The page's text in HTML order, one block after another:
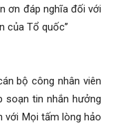
ơn đáp nghĩa đối với
Tổ quốc’’
bộ công nhân viên
tin nhắn hưởng
với Mọi tấm lòng hảo